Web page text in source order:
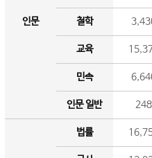
인문 철학
교육
민속
인문 일반 248
법률